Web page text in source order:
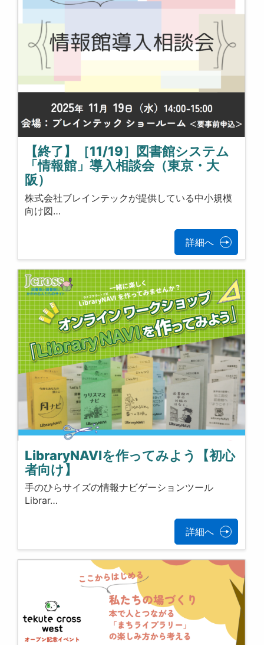
【終了】［11/19］図書館システム
「情報館」導入相談会（東京・大
阪）
株式会社ブレインテックが提供している中小規模
向け図…
詳細へ
LibraryNAVIを作ってみよう【初心
者向け】
手のひらサイズの情報ナビゲーションツール
Librar…
詳細へ